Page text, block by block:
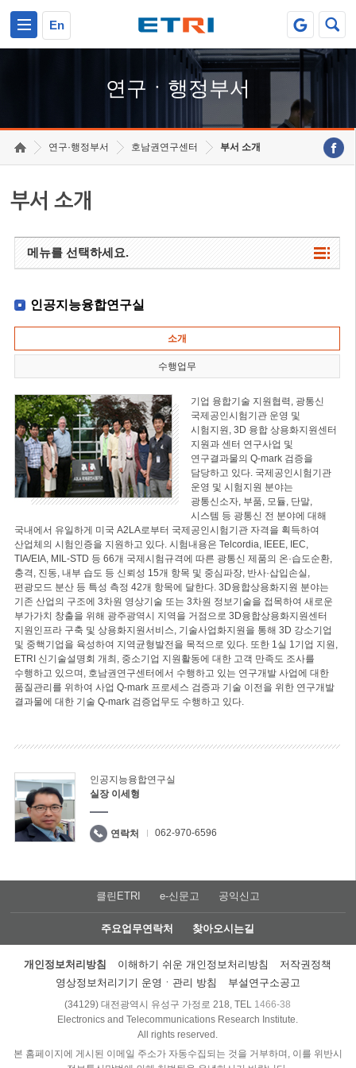
En
연구ㆍ행정부서
연구·행정부서 호남권연구센터 부서 소개
부서 소개
메뉴를 선택하세요.
인공지능융합연구실
소개
수행업무
기업 융합기술 지원협력, 광통신
국제공인시험기관 운영 및
시험지원, 3D 융합 상용화지원센터
지원과 센터 연구사업 및
연구결과물의 Q-mark 검증을
담당하고 있다. 국제공인시험기관
운영 및 시험지원 분야는
광통신소자, 부품, 모듈, 단말,
시스템 등 광통신 전 분야에 대해
국내에서 유일하게 미국 A2LA로부터 국제공인시험기관 자격을 획득하여
산업체의 시험인증을 지원하고 있다. 시험내용은 Telcordia, IEEE, IEC,
TIA/EIA, MIL-STD 등 66개 국제시험규격에 따른 광통신 제품의 온·습도순환,
충격, 진동, 내부 습도 등 신뢰성 15개 항목 및 중심파장, 반사·삽입손실,
편광모드 분산 등 특성 측정 42개 항목에 달한다. 3D융합상용화지원 분야는
기존 산업의 구조에 3차원 영상기술 또는 3차원 정보기술을 접목하여 새로운
부가가치 창출을 위해 광주광역시 지역을 거점으로 3D융합상용화지원센터
지원인프라 구축 및 상용화지원서비스, 기술사업화지원을 통해 3D 강소기업
및 중핵기업을 육성하여 지역균형발전을 목적으로 있다. 또한 1실 1기업 지원,
ETRI 신기술설명회 개최, 중소기업 지원활동에 대한 고객 만족도 조사를
수행하고 있으며, 호남권연구센터에서 수행하고 있는 연구개발 사업에 대한
품질관리를 위하여 사업 Q-mark 프로세스 검증과 기술 이전을 위한 연구개발
결과물에 대한 기술 Q-mark 검증업무도 수행하고 있다.
인공지능융합연구실
실장 이세형
연락처 062-970-6596
클린ETRI e-신문고 공익신고
주요업무연락처 찾아오시는길
개인정보처리방침 이해하기 쉬운 개인정보처리방침
저작권정책
영상정보처리기기 운영ㆍ관리 방침
부설연구소공고
(34129) 대전광역시 유성구 가정로 218, TEL 1466-38
Electronics and Telecommunications Research Institute.
All rights reserved.
본 홈페이지에 게시된 이메일 주소가 자동수집되는 것을 거부하며, 이를 위반시